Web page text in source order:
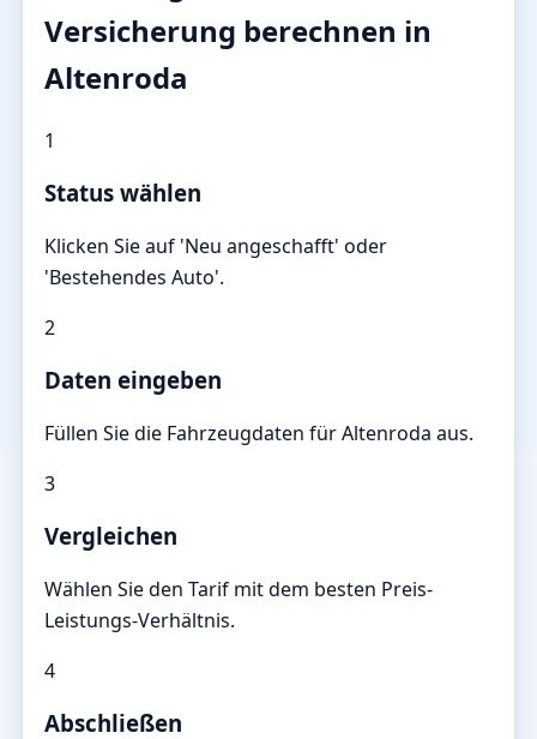
Versicherung berechnen in
Altenroda
1
Status wählen
Klicken Sie auf 'Neu angeschafft' oder
'Bestehendes Auto'.
2
Daten eingeben
Füllen Sie die Fahrzeugdaten für Altenroda aus.
3
Vergleichen
Wählen Sie den Tarif mit dem besten Preis-
Leistungs-Verhältnis.
4
Abschließen